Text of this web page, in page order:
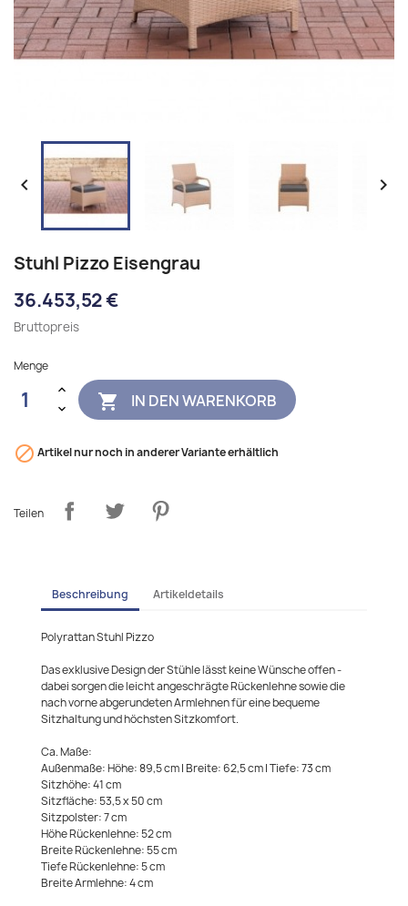
 
Stuhl Pizzo Eisengrau
36.453,52 €
Bruttopreis
Menge
 IN DEN WARENKORB
 Artikel nur noch in anderer Variante erhältlich
Teilen
Beschreibung Artikeldetails
Polyrattan Stuhl Pizzo
Das exklusive Design der Stühle lässt keine Wünsche offen -
dabei sorgen die leicht angeschrägte Rückenlehne sowie die
nach vorne abgerundeten Armlehnen für eine bequeme
Sitzhaltung und höchsten Sitzkomfort.
Ca. Maße:
Außenmaße: Höhe: 89,5 cm | Breite: 62,5 cm | Tiefe: 73 cm
Sitzhöhe: 41 cm
Sitzfläche: 53,5 x 50 cm
Sitzpolster: 7 cm
Höhe Rückenlehne: 52 cm
Breite Rückenlehne: 55 cm
Tiefe Rückenlehne: 5 cm
Breite Armlehne: 4 cm